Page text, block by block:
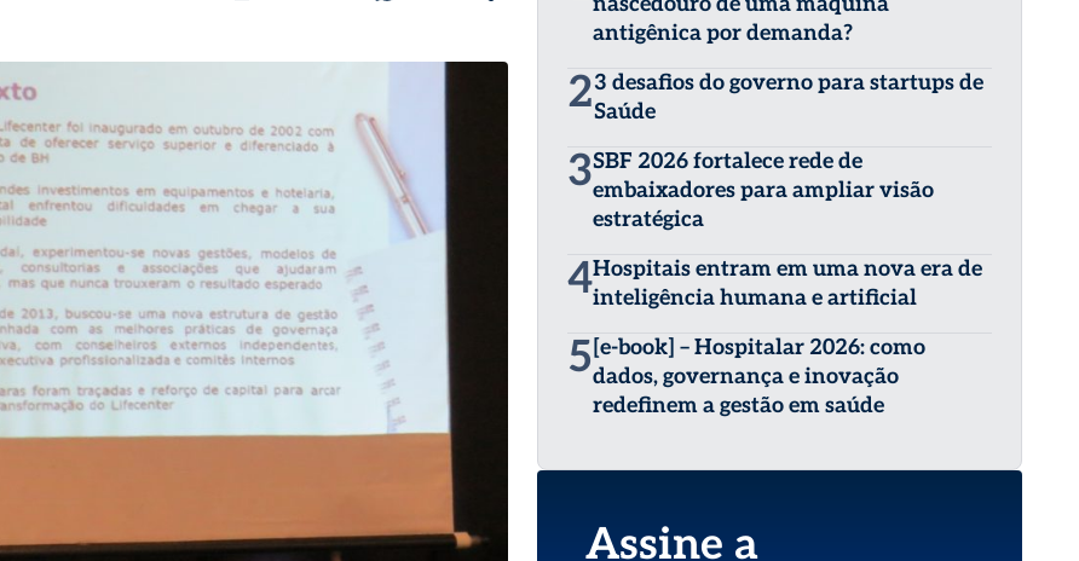
antigênica por demanda?
23 desafios do governo para startups de
Saúde
3SBF 2026 fortalece rede de
embaixadores para ampliar visão
estratégica
4Hospitais entram em uma nova era de
inteligência humana e artificial
5 [e-book] – Hospitalar 2026: como
dados, governança e inovação
redefinem a gestão em saúde
Assine a